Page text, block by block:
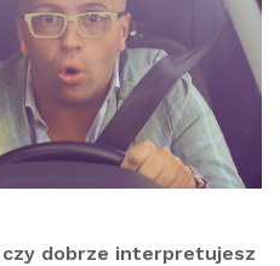
czy dobrze interpretujesz